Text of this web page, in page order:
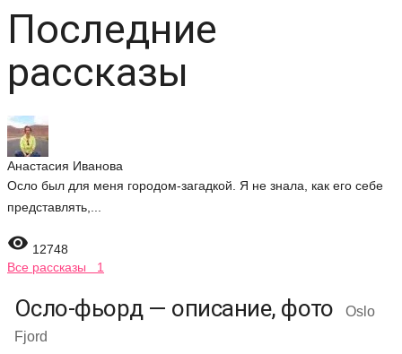
Последние
рассказы
Анастасия Иванова
Осло был для меня городом-загадкой. Я не знала, как его себе
представлять,...
 12748
Все рассказы 1
Осло-фьорд — описание, фото
Oslo
Fjord